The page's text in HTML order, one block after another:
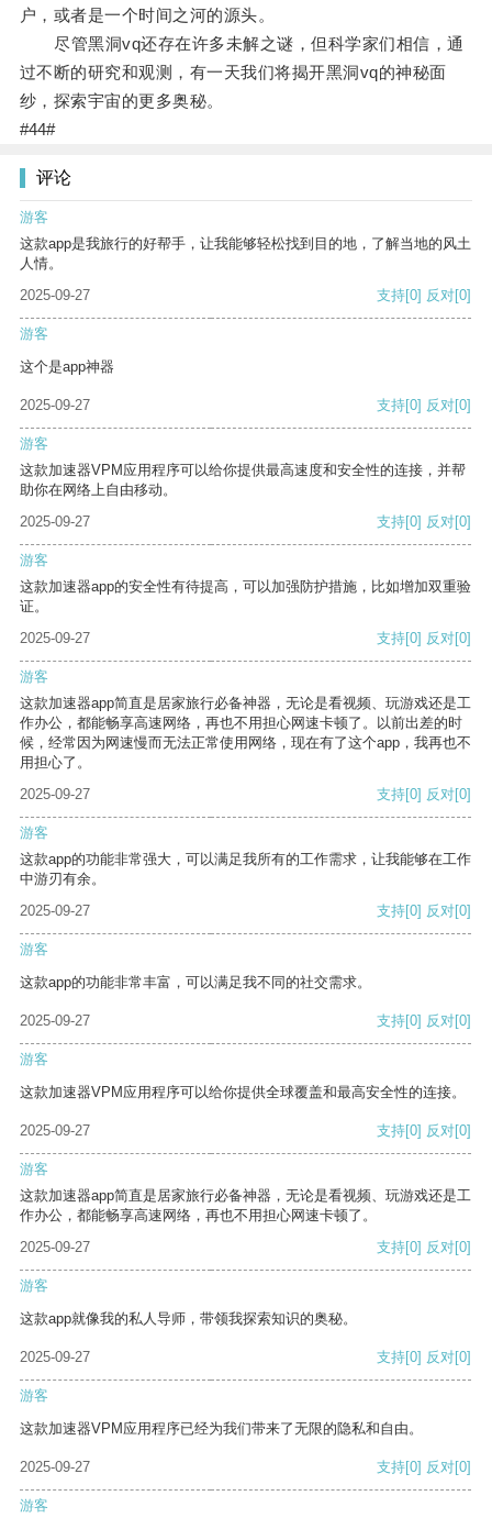
户，或者是一个时间之河的源头。
尽管黑洞vq还存在许多未解之谜，但科学家们相信，通
过不断的研究和观测，有一天我们将揭开黑洞vq的神秘面
纱，探索宇宙的更多奥秘。
#44#
评论
游客
这款app是我旅行的好帮手，让我能够轻松找到目的地，了解当地的风土
人情。
2025-09-27
支持[0] 反对[0]
游客
这个是app神器
2025-09-27 支持[0] 反对[0]
游客
这款加速器VPM应用程序可以给你提供最高速度和安全性的连接，并帮
助你在网络上自由移动。
2025-09-27
支持[0] 反对[0]
游客
这款加速器app的安全性有待提高，可以加强防护措施，比如增加双重验
证。
2025-09-27
支持[0] 反对[0]
游客
这款加速器app简直是居家旅行必备神器，无论是看视频、玩游戏还是工
作办公，都能畅享高速网络，再也不用担心网速卡顿了。以前出差的时
候，经常因为网速慢而无法正常使用网络，现在有了这个app，我再也不
用担心了。
2025-09-27
支持[0] 反对[0]
游客
这款app的功能非常强大，可以满足我所有的工作需求，让我能够在工作
中游刃有余。
2025-09-27
支持[0] 反对[0]
游客
这款app的功能非常丰富，可以满足我不同的社交需求。
2025-09-27 支持[0] 反对[0]
游客
这款加速器VPM应用程序可以给你提供全球覆盖和最高安全性的连接。
2025-09-27 支持[0] 反对[0]
游客
这款加速器app简直是居家旅行必备神器，无论是看视频、玩游戏还是工
作办公，都能畅享高速网络，再也不用担心网速卡顿了。
2025-09-27
支持[0] 反对[0]
游客
这款app就像我的私人导师，带领我探索知识的奥秘。
2025-09-27 支持[0] 反对[0]
游客
这款加速器VPM应用程序已经为我们带来了无限的隐私和自由。
2025-09-27 支持[0] 反对[0]
游客